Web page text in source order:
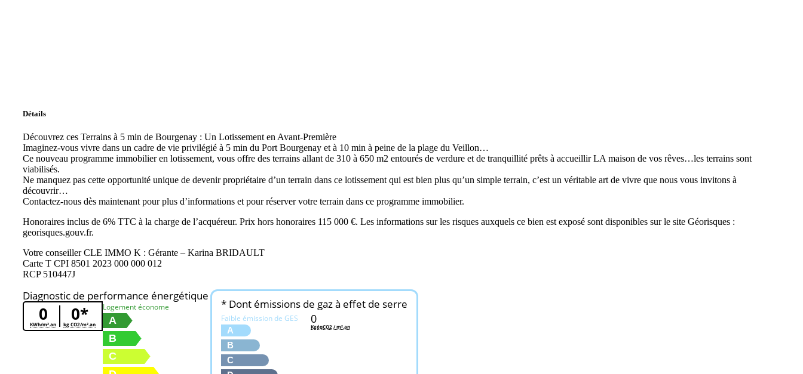
Détails
Découvrez ces Terrains à 5 min de Bourgenay : Un Lotissement en Avant-Première
Imaginez-vous vivre dans un cadre de vie privilégié à 5 min du Port Bourgenay et à 10 min à peine de la plage du Veillon…
Ce nouveau programme immobilier en lotissement, vous offre des terrains allant de 310 à 650 m2 entourés de verdure et de tranquillité prêts à accueillir LA maison de vos rêves…les terrains sont
viabilisés.
Ne manquez pas cette opportunité unique de devenir propriétaire d’un terrain dans ce lotissement qui est bien plus qu’un simple terrain, c’est un véritable art de vivre que nous vous invitons à
découvrir…
Contactez-nous dès maintenant pour plus d’informations et pour réserver votre terrain dans ce programme immobilier.
Honoraires inclus de 6% TTC à la charge de l’acquéreur. Prix hors honoraires 115 000 €. Les informations sur les risques auxquels ce bien est exposé sont disponibles sur le site Géorisques :
georisques.gouv.fr.
Votre conseiller CLE IMMO K : Gérante – Karina BRIDAULT
Carte T CPI 8501 2023 000 000 012
RCP 510447J
Diagnostic de performance énergétique
0
KWh/m².an 0*
kg CO2/m².an
Logement économe
A
B
C
* Dont émissions de gaz à effet de serre
Faible émission de GES
A
B
C
0
KgéqCO2 / m².an